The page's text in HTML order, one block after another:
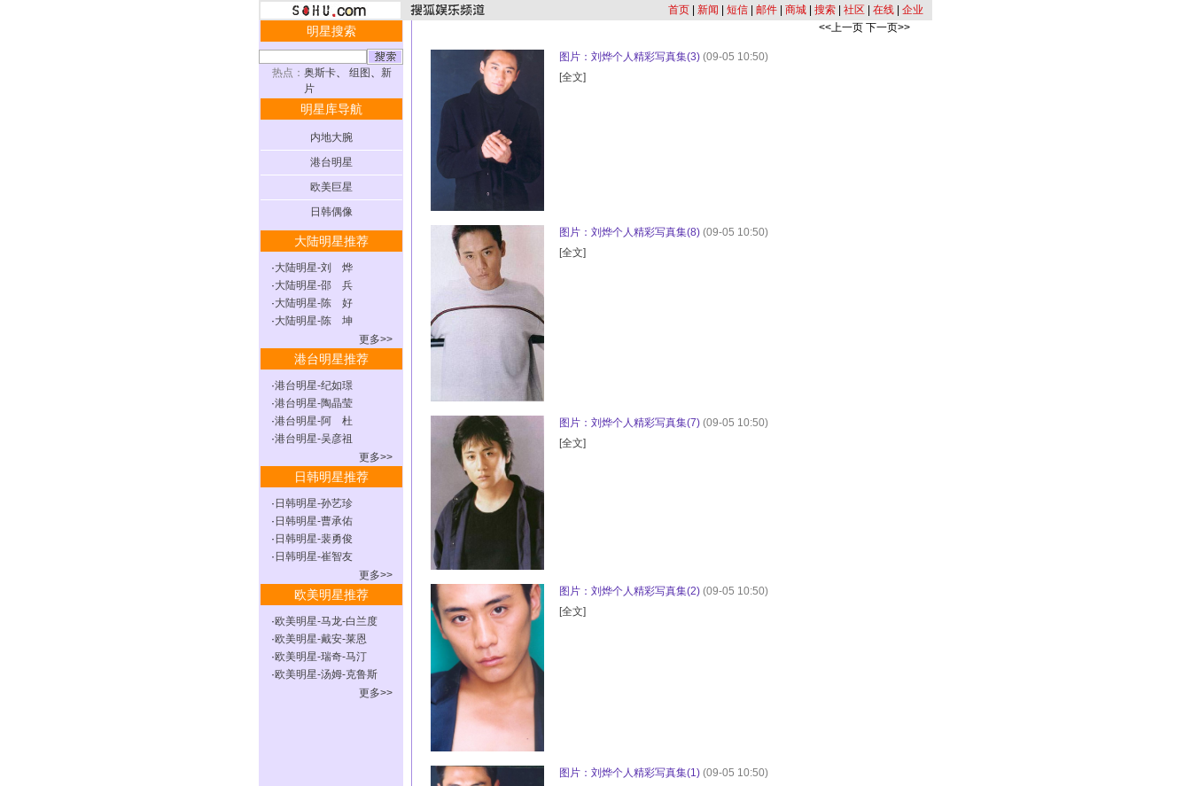
首页 新闻 短信 邮件 商城 搜索 社区 在线 企业
明星搜索
热点： 奥斯卡、 组图 、
新
片
明星库导航
内地大腕
港台明星
欧美巨星
日韩偶像
大陆明星推荐
·大陆明星-刘 烨
·大陆明星-邵 兵
·大陆明星-陈 好
·大陆明星-陈 坤
更多>>
港台明星推荐
·港台明星-纪如璟
·港台明星-陶晶莹
·港台明星-阿 杜
·港台明星-吴彦祖
更多>>
日韩明星推荐
· 日韩明星-孙艺珍
· 日韩明星-曹承佑
· 日韩明星-裴勇俊
· 日韩明星-崔智友
更多>>
欧美明星推荐
·欧美明星-马龙-白兰度
·欧美明星-戴安-莱恩
·欧美明星-瑞奇-马汀
·欧美明星-汤姆-克鲁斯
更多>>
<<上一页 下一页>>
图片：刘烨个人精彩写真集(3) (09-05 10:50)
[全文]
图片：刘烨个人精彩写真集(8) (09-05 10:50)
[全文]
图片：刘烨个人精彩写真集(7) (09-05 10:50)
[全文]
图片：刘烨个人精彩写真集(2) (09-05 10:50)
[全文]
图片：刘烨个人精彩写真集(1) (09-05 10:50)